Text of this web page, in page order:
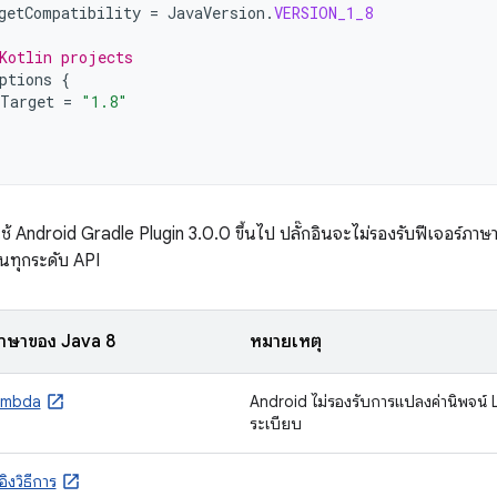
= JavaVersion .VERSION_1_8
projects
{
= "1.8"
Android Gradle Plugin 3.0.0 ขึ้นไป ปลั๊กอินจะไม่รองรับฟีเจอร์ภาษ
ทุกระดับ API
ษาของ Java 8 หมายเหตุ
Android ไม่รองรับการแปลงค่านิพจน์
ระเบียบ
งวิธีการ